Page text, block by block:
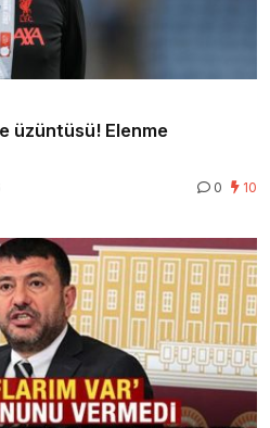
üzüntüsü! Elenme
0 10